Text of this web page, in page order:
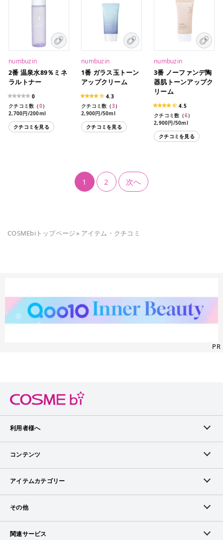
numbuzin
2番 温泉水89％ミネ
ラルトナー
0
クチコミ数（0）
2,700円/200ml
クチコミを見る
numbuzin
1番 ガラス玉トーン
アップクリーム
4.3
クチコミ数（3）
2,900円/50ml
クチコミを見る
numbuzin
3番 ノーファンデ陶
器肌トーンアップク
リーム
4.5
クチコミ数（6）
2,900円/50ml
クチコミを見る
1 2 次へ
COSMEbiトップページ» アイテム・クチコミ
PR
利用者様へ
メンバーログイン
メンバー会員について
アイテム掲載リクエスト
コンテンツ
ランキング
ブランドから探す
アイテムカテゴリー
スキンケア
その他
お問い合わせ（ブランド様）
関連サービス